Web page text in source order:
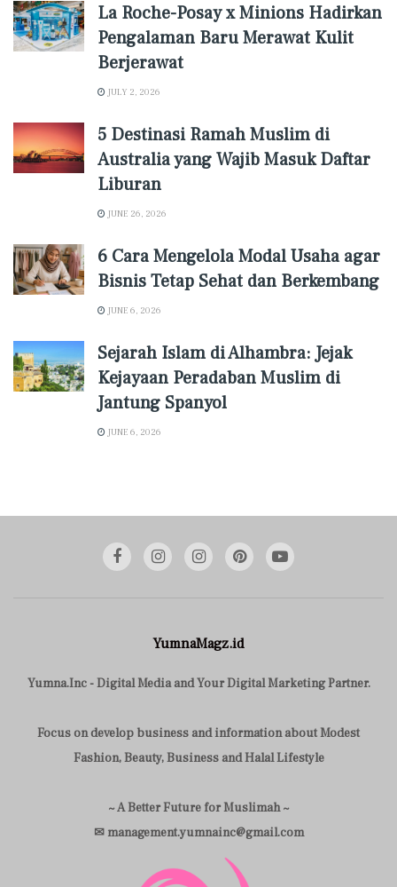
La Roche-Posay x Minions Hadirkan
Pengalaman Baru Merawat Kulit
Berjerawat
JULY 2, 2026
5 Destinasi Ramah Muslim di
Australia yang Wajib Masuk Daftar
Liburan
JUNE 26, 2026
6 Cara Mengelola Modal Usaha agar
Bisnis Tetap Sehat dan Berkembang
JUNE 6, 2026
Sejarah Islam di Alhambra: Jejak
Kejayaan Peradaban Muslim di
Jantung Spanyol
JUNE 6, 2026
YumnaMagz.id
Yumna.Inc - Digital Media and Your Digital Marketing Partner.
Focus on develop business and information about Modest
Fashion, Beauty, Business and Halal Lifestyle
~ A Better Future for Muslimah ~
✉ management.yumnainc@gmail.com